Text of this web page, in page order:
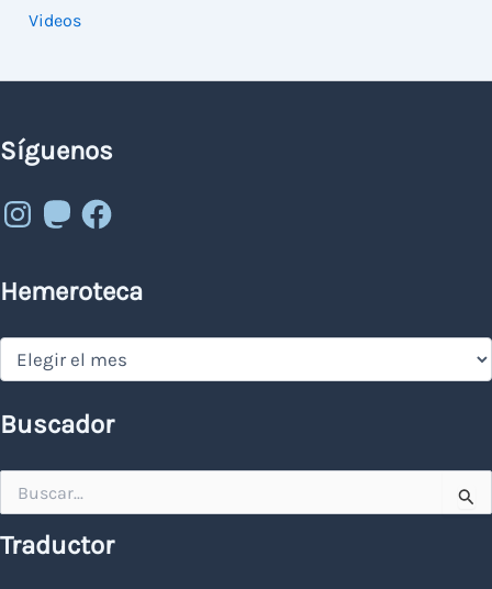
Videos
Síguenos
Instagram
MastodonFacebook
Hemeroteca
Hemeroteca
Buscador
por:
Traductor